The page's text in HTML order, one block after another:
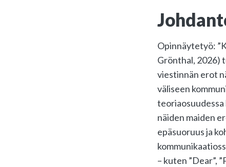
Opinnäytetyö:
Grönthal, 2026)
viestinnän erot
väliseen
teoriaosuudessa
näiden maiden
epäsuoruus ja
– kuten ”Dear”,